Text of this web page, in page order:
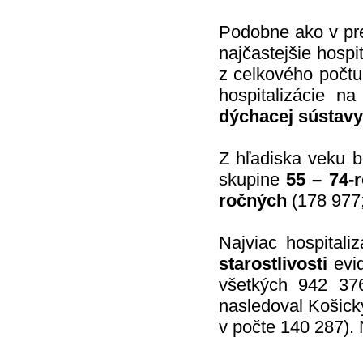
Podobne ako v
najčastejšie
z celkového
hospitalizácie
dýchacej sústavy
Z hľadiska veku
skupine 55 – 74-
ročných (178
Najviac
starostlivosti
všetkých 942
nasledoval
v počte 140 287).